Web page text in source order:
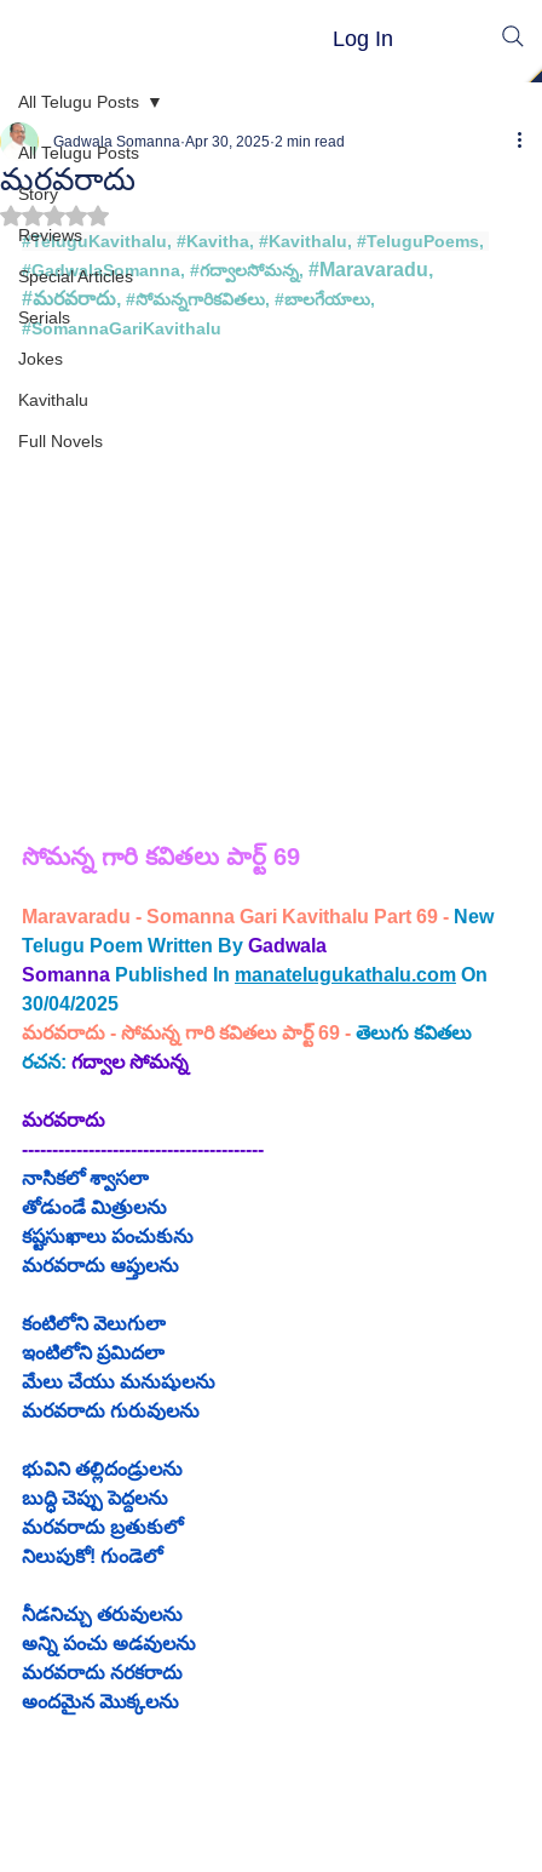
Log In
All Telugu Posts
Story
Reviews
Special Articles
Serials
Jokes
Kavithalu
Full Novels
All Telugu Posts
మరవరాదు
Gadwala Somanna Apr 30, 2025 2 min read
Rated NaN out of 5 stars.
#TeluguKavithalu, #Kavitha, #Kavithalu, #TeluguPoems,
#GadwalaSomanna, #గద్వాలసోమన్న, #Maravaradu,
#మరవరాదు, #సోమన్నగారికవితలు, #బాలగేయాలు,
#SomannaGariKavithalu
సోమన్న గారి కవితలు పార్ట్ 69
Maravaradu - Somanna Gari Kavithalu Part 69 - New
Telugu Poem Written By Gadwala
Somanna Published In manatelugukathalu.com On
30/04/2025
మరవరాదు - సోమన్న గారి కవితలు పార్ట్ 69 - తెలుగు కవితలు
రచన: గద్వాల సోమన్న
మరవరాదు
----------------------------------------
నాసికలో శ్వాసలా
తోడుండే మిత్రులను
కష్టసుఖాలు పంచుకును
మరవరాదు ఆప్తులను
కంటిలోని వెలుగులా
ఇంటిలోని ప్రమిదలా
మేలు చేయు మనుషులను
మరవరాదు గురువులను
భువిని తల్లిదండ్రులను
బుద్ధి చెప్పు పెద్దలను
మరవరాదు బ్రతుకులో
నిలుపుకో! గుండెలో
నీడనిచ్చు తరువులను
అన్ని పంచు అడవులను
మరవరాదు నరకరాదు
అందమైన మొక్కలను